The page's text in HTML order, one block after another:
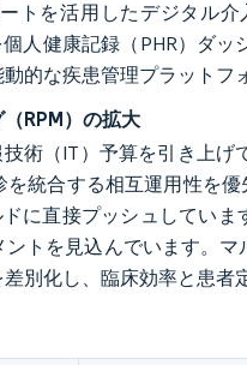
トを活用したデジタル
個人健康記録（PHR）ダ
的な疾患管理プラットフ
RPM）の拡大
術（IT）予算を引き上
統合する相互運用性を
ドに直接プッシュしてい
トを見込んでいます。
別化し、臨床効率と患者